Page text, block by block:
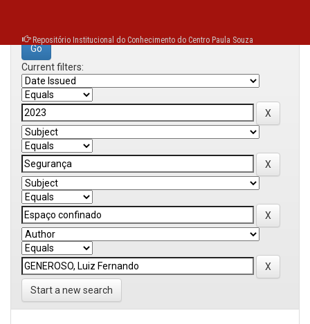
Repositório Institucional do Conhecimento do Centro Paula Souza
Current filters:
Start a new search